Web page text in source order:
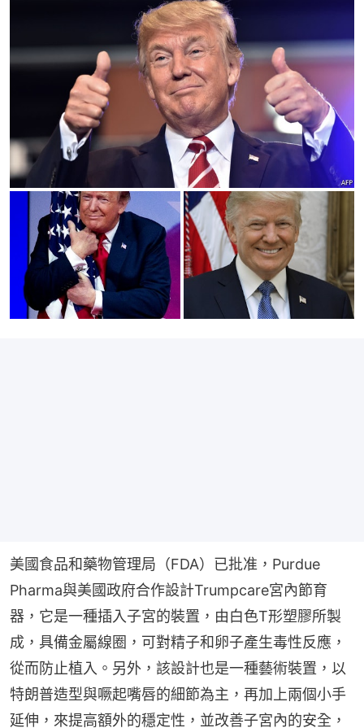
美國食品和藥物管理局（FDA）已批准，Purdue
Pharma與美國政府合作設計Trumpcare宮內節育
器，它是一種插入子宮的裝置，由白色T形塑膠所製
成，具備金屬線圈，可對精子和卵子產生毒性反應，
從而防止植入。另外，該設計也是一種藝術裝置，以
特朗普造型與噘起嘴唇的細節為主，再加上兩個小手
延伸，來提高額外的穩定性，並改善子宮內的安全，